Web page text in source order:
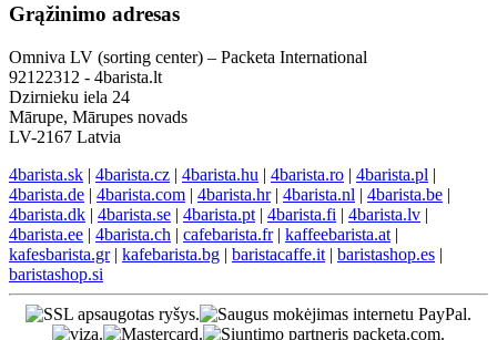
Grąžinimo adresas
Omniva LV (sorting center) – Packeta International
92122312 - 4barista.lt
Dzirnieku iela 24
Mārupe, Mārupes novads
LV-2167 Latvia
4barista.sk | 4barista.cz | 4barista.hu | 4barista.ro | 4barista.pl |
4barista.de | 4barista.com | 4barista.hr| 4barista.nl | 4barista.be |
4barista.dk | 4barista.se | 4barista.pt | 4barista.fi | 4barista.lv |
4barista.ee | 4barista.ch | cafebarista.fr| kaffeebarista.at |
kafesbarista.gr| kafebarista.bg | baristacaffe.it | baristashop.es |
baristashop.si